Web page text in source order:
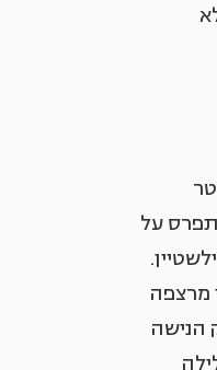
על
של כ-40 מ"ר", אומר מילשטיין.
מרצפה
הנישה